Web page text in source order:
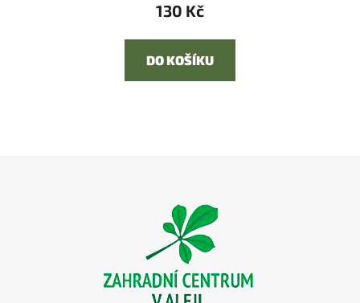
130 Kč
DO KOŠÍKU